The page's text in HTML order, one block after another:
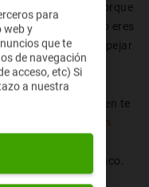
menos fiable, porque
a un tercero que no eres
cosaspara despejar
en las que quien te
te ha colado un
en blanco.
para
web y
que te
de navegación
acceso, etc) Si
a nuestra